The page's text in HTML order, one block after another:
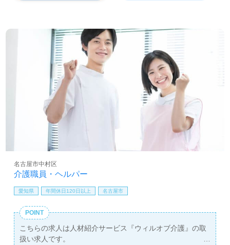
介護職員・ヘルパー
名古屋市中村区
愛知県 年間休日120日以上 名古屋市
POINT
こちらの求人は人材紹介サービス『ウィルオブ介護』の取
扱い求人です。